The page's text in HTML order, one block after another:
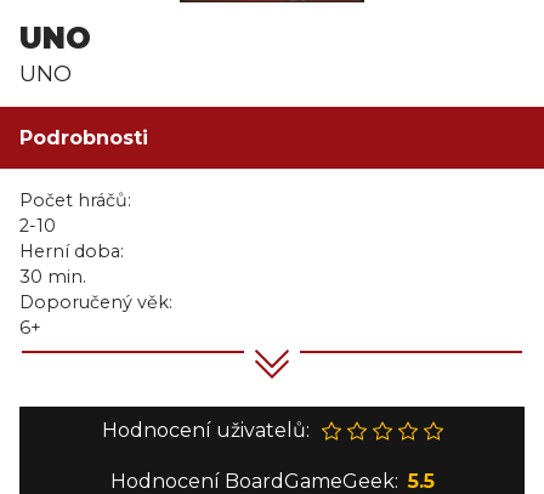
UNO
UNO
Podrobnosti
Počet hráčů:
2-10
Herní doba:
30 min.
Doporučený věk:
6+
Hodnocení uživatelů:
Hodnocení BoardGameGeek: 5.5